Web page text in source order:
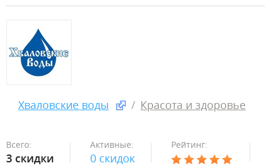
Хваловские воды Красота и здоровье
Всего:
3 скидки
Активные:
0 скидок
Рейтинг: